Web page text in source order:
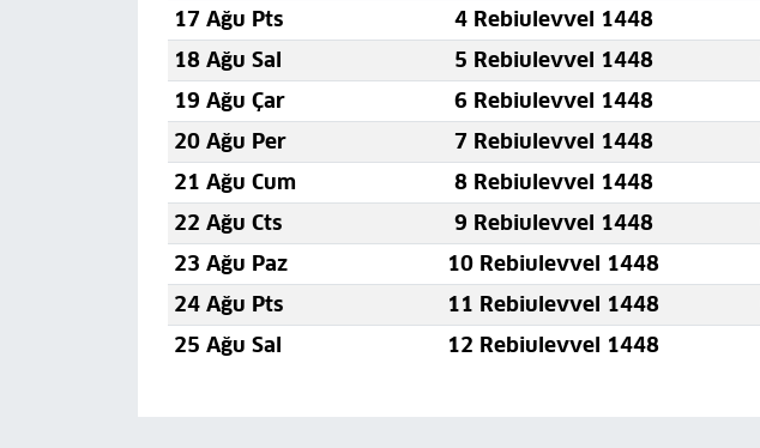
17 Ağu Pts
4 Rebiulevvel 1448
18 Ağu Sal
5 Rebiulevvel 1448
19 Ağu Çar
6 Rebiulevvel 1448
20 Ağu Per
7 Rebiulevvel 1448
21 Ağu Cum
8 Rebiulevvel 1448
22 Ağu Cts
9 Rebiulevvel 1448
23 Ağu Paz
10 Rebiulevvel 1448
24 Ağu Pts
11 Rebiulevvel 1448
25 Ağu Sal
12 Rebiulevvel 1448